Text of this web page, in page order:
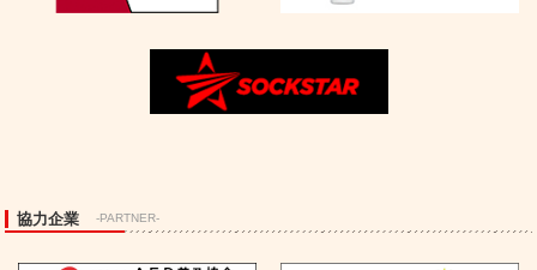
協力企業 -PARTNER-